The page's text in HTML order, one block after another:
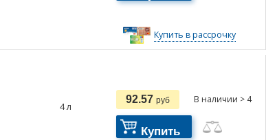
Купить в рассрочку
4л
92.57 руб В наличии > 4
Купить